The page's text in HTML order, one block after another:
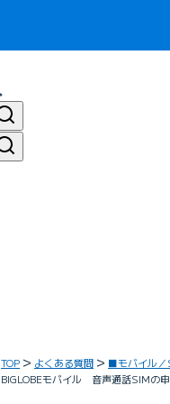
TOP よくある質問 ■モバイル／
BIGLOBEモバイル 音声通話SIMの